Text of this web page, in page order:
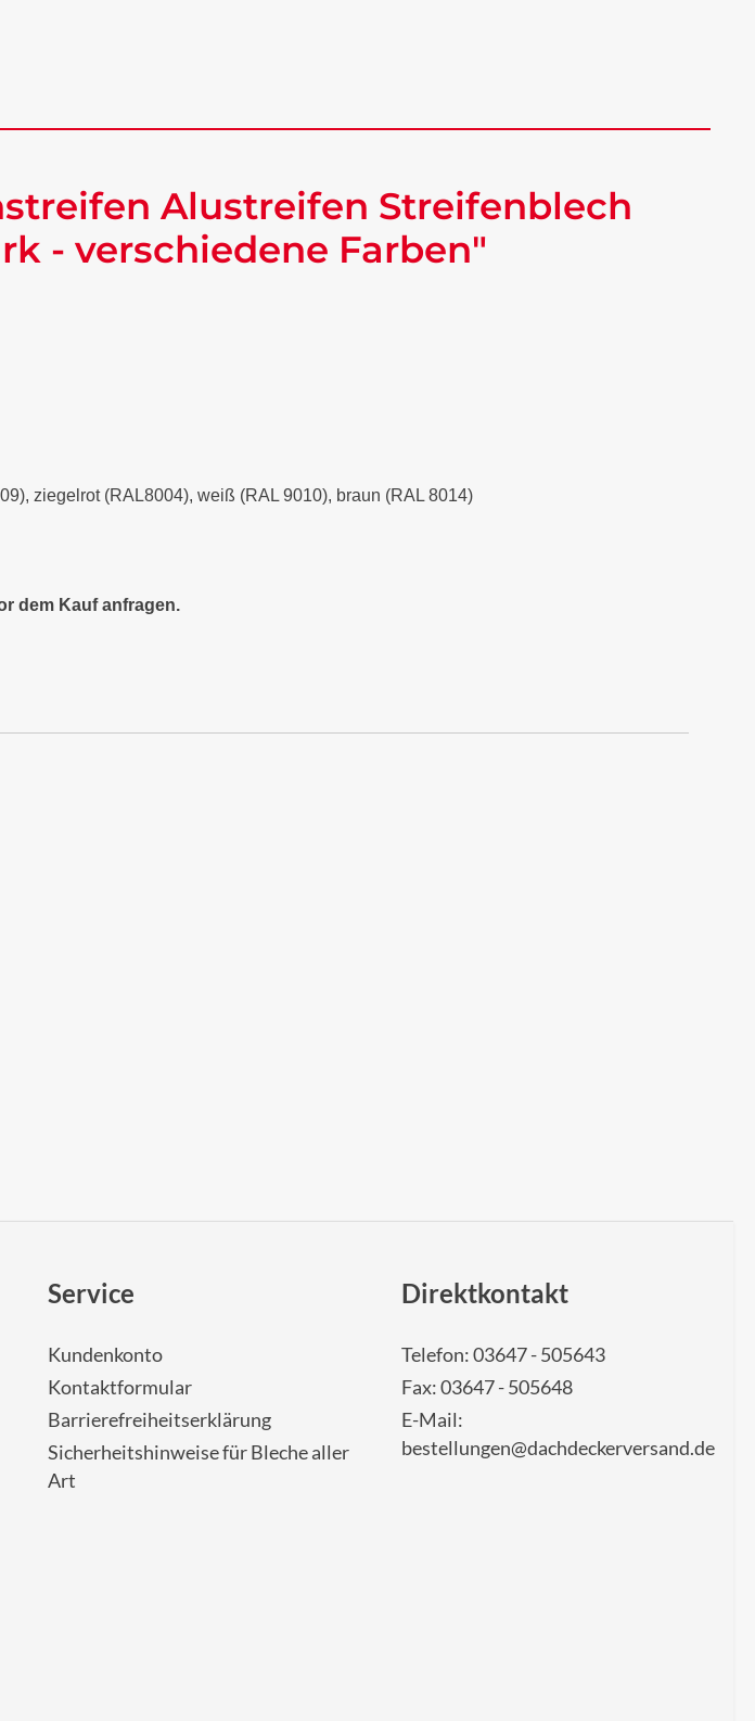
Alustreifen Streifenblech
- verschiedene Farben"
ziegelrot (RAL8004), weiß (RAL 9010), braun (RAL 8014)
dem Kauf anfragen.
Service
Kundenkonto
Kontaktformular
Barrierefreiheitserklärung
Sicherheitshinweise für Bleche aller
Art
Direktkontakt
Telefon: 03647 - 505643
Fax: 03647 - 505648
E-Mail:
bestellungen@dachdeckerversand.de